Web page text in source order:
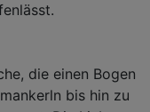
die einen Bogen
bis hin zu